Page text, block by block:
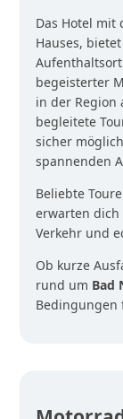
Das Hotel mit
Hauses,
begeisterter
in der Region
begleitete
sicher
spannenden
Beliebte
erwarten dich
Verkehr und
Ob kurze
rund um Bad